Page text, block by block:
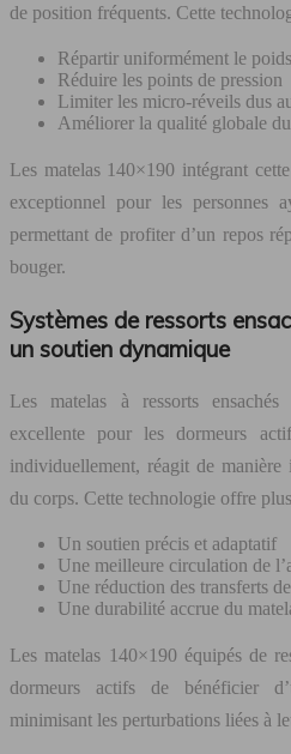
de position fréquents. Cette
Répartir uniformément le
Réduire les points de pression
Limiter les micro-réveils dus
Améliorer la qualité globale
Les matelas 140×190 intégrant
exceptionnel pour les personnes
permettant de profiter d’un repos
bouger.
Systèmes de ressorts
un soutien dynamique
Les matelas à ressorts
excellente pour les dormeurs
individuellement, réagit de manière
du corps. Cette technologie offre
Un soutien précis et adaptatif
Une meilleure circulation de
Une réduction des transferts
Une durabilité accrue du
Les matelas 140×190 équipés de
dormeurs actifs de bénéficier
minimisant les perturbations liées à